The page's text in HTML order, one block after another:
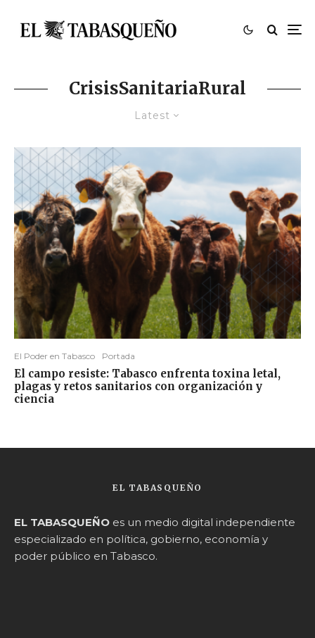
CrisisSanitariaRural
Latest
El Poder en Tabasco Portada
El campo resiste: Tabasco enfrenta toxina letal,
plagas y retos sanitarios con organización y
ciencia
EL TABASQUEÑO
EL TABASQUEÑO es un medio digital independiente
especializado en política, gobierno, economía y
poder público en Tabasco.